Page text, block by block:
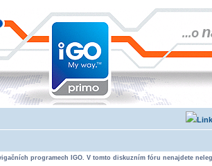
programech IGO. V tomto diskuzním fóru nenajdete